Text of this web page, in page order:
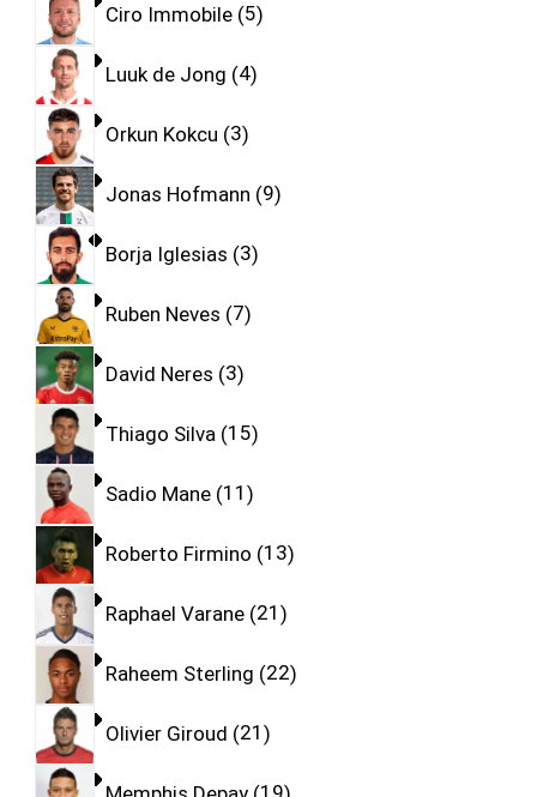
Ciro Immobile 5
Luuk de Jong 4
Orkun Kokcu 3
Jonas Hofmann 9
Borja Iglesias 3
Ruben Neves 7
David Neres 3
Thiago Silva 15
Sadio Mane 11
Roberto Firmino 13
Raphael Varane 21
Raheem Sterling 22
Olivier Giroud 21